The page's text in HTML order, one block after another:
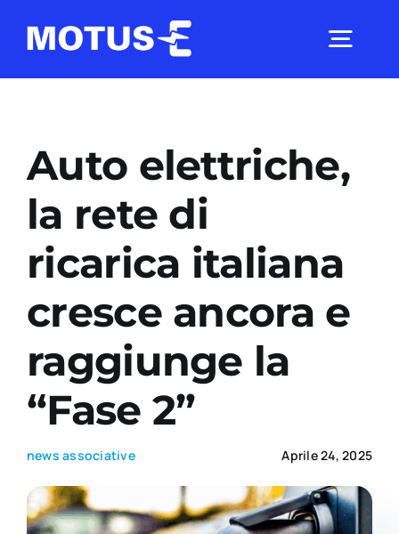
Studi e ricerche
Analisi di mercato
Utilità
Comunicati Stampa
Auto elettriche,
la rete di
ricarica italiana
cresce ancora e
raggiunge la
“Fase 2”
news associative Aprile 24, 2025